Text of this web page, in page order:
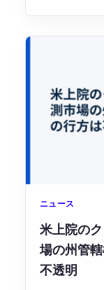
ニュース
米上院の
場の州管
不透明